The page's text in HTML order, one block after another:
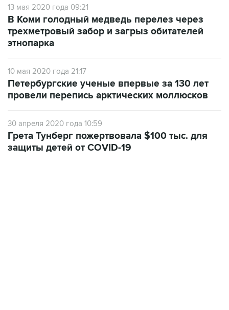
13 мая 2020 года 09:21
В Коми голодный медведь перелез через
трехметровый забор и загрыз обитателей
этнопарка
10 мая 2020 года 21:17
Петербургские ученые впервые за 130 лет
провели перепись арктических моллюсков
30 апреля 2020 года 10:59
Грета Тунберг пожертвовала $100 тыс. для
защиты детей от COVID-19